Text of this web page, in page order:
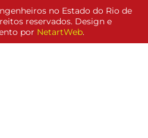
no Estado do Rio de
reservados. Design e
por NetartWeb.